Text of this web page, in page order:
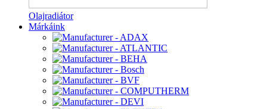
Olajradiátor
Márkáink